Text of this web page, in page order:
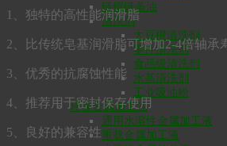
链锯链条油
清洗剂
大豆橙清洗剂
零件清洗剂
食品级清洗剂
水基清洗剂
工业吸油粉
环保金属加工油
通用水溶性金属加工液
重载金属加工液
1、独特的高性能润滑脂
2、比传统皂基润滑脂可增加2-4倍轴承
3、优秀的抗腐蚀性能
4、推荐用于密封保存使用
5、良好的兼容性